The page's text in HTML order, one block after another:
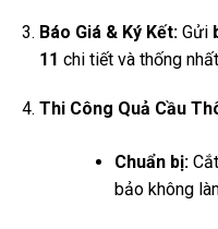
Báo Giá & Ký Kết:Gửi
11 chi tiết và thống
Thi Công Quả Cầu
Chuẩn bị:
bảo không